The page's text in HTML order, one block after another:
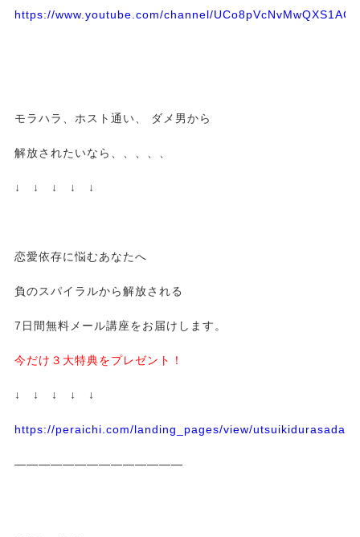
https://www.youtube.com/channel/
モラハラ、ホスト通い、 ダメ男から
解放されたいなら、、、、、
↓ ↓ ↓ ↓ ↓
恋愛依存に悩むあなたへ
負のスパイラルから解放される
7日間無料メール講座をお届けします。
今だけ３大特典をプレゼント！
↓ ↓ ↓ ↓ ↓
https://peraichi.com/landing_pages/view/
——————————————